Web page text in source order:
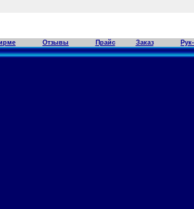
Отзывы Прайс Заказ